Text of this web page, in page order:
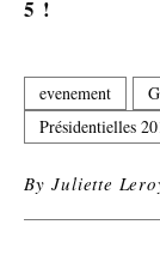
5 !
evenement
Présidentielles
ByJuliette